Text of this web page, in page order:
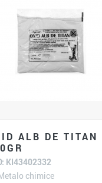
ALB DE TITAN
KI43402332
chimice